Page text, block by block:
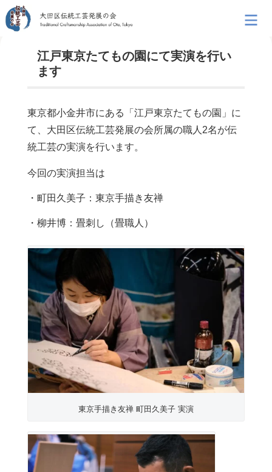
江戸東京たてもの園にて実演を行い
ます
東京都小金井市にある「江戸東京たてもの園」に
て、 大田区伝統工芸発展の会所属の職人2名が伝
統工芸の実演を行います。
今回の実演担当は
・町田久美子：東京手描き友禅
・柳井博：畳刺し（畳職人）
東京手描き友禅 町田久美子 実演